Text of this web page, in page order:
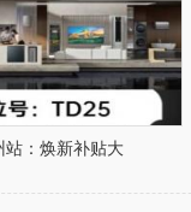
站：焕新补贴大